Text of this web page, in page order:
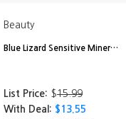
Beauty
Blue Lizard Sensitive Miner…
List Price: $15.99
With Deal: $13.55